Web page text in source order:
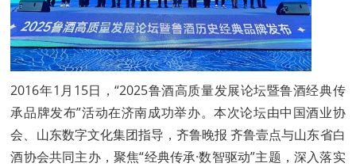
2016年1月15日，“2025鲁酒高质量发展论坛暨鲁酒经典传
承品牌发布”活动在济南成功举办。本次论坛由中国酒业协
会、山东数字文化集团指导，齐鲁晚报 齐鲁壹点与山东省白
酒协会共同主办，聚焦“经典传承·数智驱动”主题，深入落实